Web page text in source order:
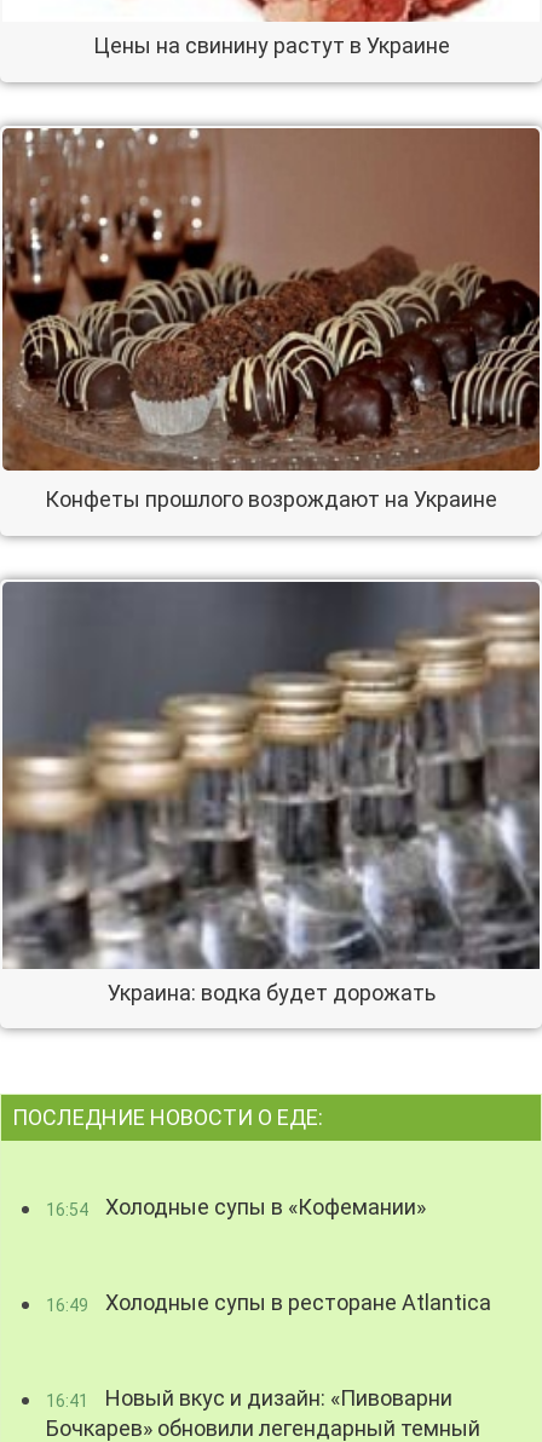
Цены на свинину растут в Украине
Конфеты прошлого возрождают на Украине
Украина: водка будет дорожать
ПОСЛЕДНИЕ НОВОСТИ О ЕДЕ:
16:54 Холодные супы в «Кофемании»
16:49 Холодные супы в ресторане Atlantica
16:41
Новый вкус и дизайн: «Пивоварни
Бочкарев» обновили легендарный темный